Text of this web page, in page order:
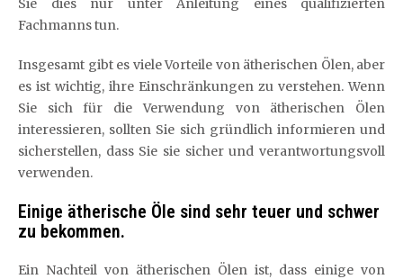
Sie dies nur unter Anleitung eines qualifizierten
Fachmanns tun.
Insgesamt gibt es viele Vorteile von ätherischen Ölen, aber
es ist wichtig, ihre Einschränkungen zu verstehen. Wenn
Sie sich für die Verwendung von ätherischen Ölen
interessieren, sollten Sie sich gründlich informieren und
sicherstellen, dass Sie sie sicher und verantwortungsvoll
verwenden.
Einige ätherische Öle sind sehr teuer und schwer
zu bekommen.
Ein Nachteil von ätherischen Ölen ist, dass einige von